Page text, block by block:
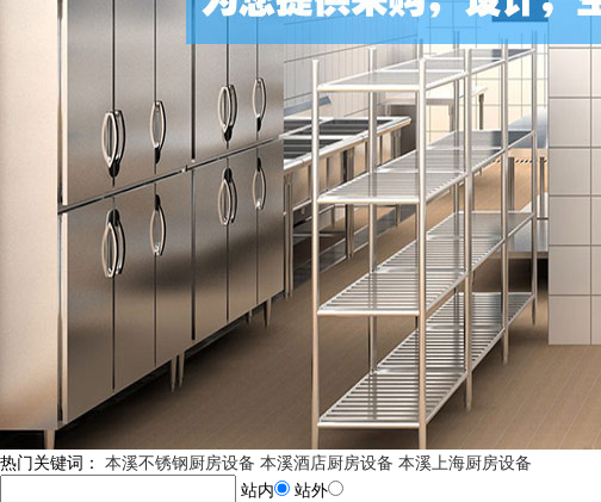
热门关键词： 本溪不锈钢厨房设备 本溪酒店厨房设备 本溪上海厨房设备
站内
站外